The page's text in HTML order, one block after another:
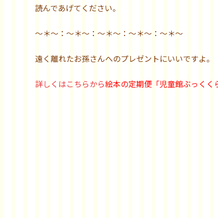
読んであげてください。
～＊～：～＊～：～＊～：～＊～：～＊～
遠く離れたお孫さんへのプレゼントにいいですよ。
詳しくはこちらから絵本の定期便「児童館ぶっくく